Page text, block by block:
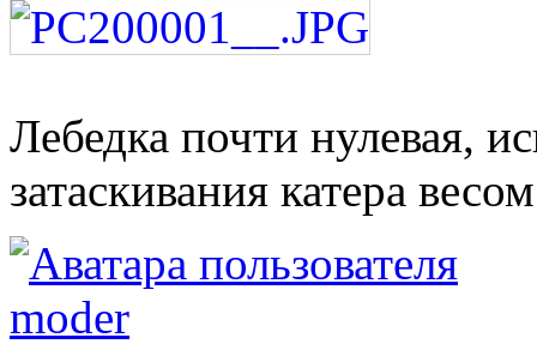
Лебедка почти нулевая,
затаскивания катера
moder